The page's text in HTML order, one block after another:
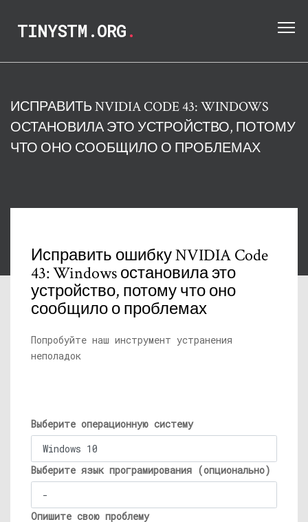
TINYSTM.ORG.
ИСПРАВИТЬ NVIDIA CODE 43: WINDOWS
ОСТАНОВИЛА ЭТО УСТРОЙСТВО, ПОТОМУ
ЧТО ОНО СООБЩИЛО О ПРОБЛЕМАХ
Исправить ошибку NVIDIA Code
43: Windows остановила это
устройство, потому что оно
сообщило о проблемах
Попробуйте наш инструмент устранения
неполадок
Выберите операционную систему
Выберите язык програмирования (опционально)
Опишите свою проблему